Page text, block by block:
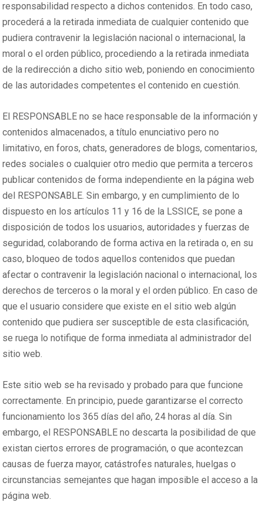
responsabilidad respecto a dichos contenidos. En todo caso,
procederá a la retirada inmediata de cualquier contenido que
pudiera contravenir la legislación nacional o internacional, la
moral o el orden público, procediendo a la retirada inmediata
de la redirección a dicho sitio web, poniendo en conocimiento
de las autoridades competentes el contenido en cuestión.
El RESPONSABLE no se hace responsable de la información y
contenidos almacenados, a título enunciativo pero no
limitativo, en foros, chats, generadores de blogs, comentarios,
redes sociales o cualquier otro medio que permita a terceros
publicar contenidos de forma independiente en la página web
del RESPONSABLE. Sin embargo, y en cumplimiento de lo
dispuesto en los artículos 11 y 16 de la LSSICE, se pone a
disposición de todos los usuarios, autoridades y fuerzas de
seguridad, colaborando de forma activa en la retirada o, en su
caso, bloqueo de todos aquellos contenidos que puedan
afectar o contravenir la legislación nacional o internacional, los
derechos de terceros o la moral y el orden público. En caso de
que el usuario considere que existe en el sitio web algún
contenido que pudiera ser susceptible de esta clasificación,
se ruega lo notifique de forma inmediata al administrador del
sitio web.
Este sitio web se ha revisado y probado para que funcione
correctamente. En principio, puede garantizarse el correcto
funcionamiento los 365 días del año, 24 horas al día. Sin
embargo, el RESPONSABLE no descarta la posibilidad de que
existan ciertos errores de programación, o que acontezcan
causas de fuerza mayor, catástrofes naturales, huelgas o
circunstancias semejantes que hagan imposible el acceso a la
página web.